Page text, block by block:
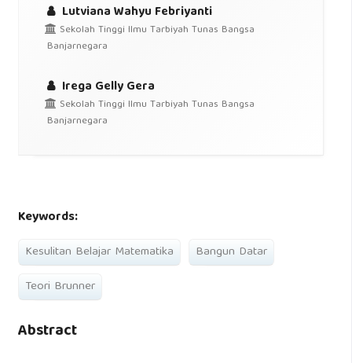
Lutviana Wahyu Febriyanti
Sekolah Tinggi Ilmu Tarbiyah Tunas Bangsa
Banjarnegara
Irega Gelly Gera
Sekolah Tinggi Ilmu Tarbiyah Tunas Bangsa
Banjarnegara
Keywords:
Kesulitan Belajar Matematika
Bangun Datar
Teori Brunner
Abstract